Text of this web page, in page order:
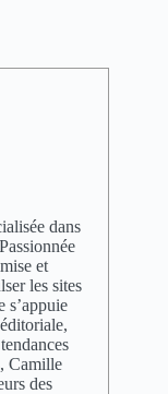
dans
et
les sites
s’appuie
Camille
des